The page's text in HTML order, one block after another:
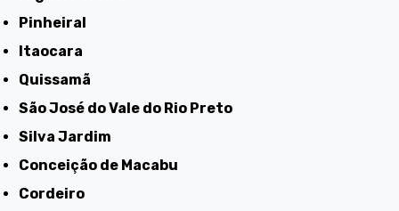
Pinheiral
Itaocara
Quissamã
São José do Vale do Rio Preto
Silva Jardim
Conceição de Macabu
Cordeiro